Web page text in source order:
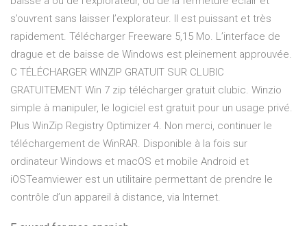
s’ouvrent sans laisser l’explorateur. Il est puissant et très
rapidement. Télécharger Freeware 5,15 Mo. L’interface de
drague et de baisse de Windows est pleinement approuvée.
C TÉLÉCHARGER WINZIP GRATUIT SUR CLUBIC
GRATUITEMENT Win 7 zip télécharger gratuit clubic. Winzio
simple à manipuler, le logiciel est gratuit pour un usage privé.
Plus WinZip Registry Optimizer 4. Non merci, continuer le
téléchargement de WinRAR. Disponible à la fois sur
ordinateur Windows et macOS et mobile Android et
iOSTeamviewer est un utilitaire permettant de prendre le
contrôle d’un appareil à distance, via Internet.